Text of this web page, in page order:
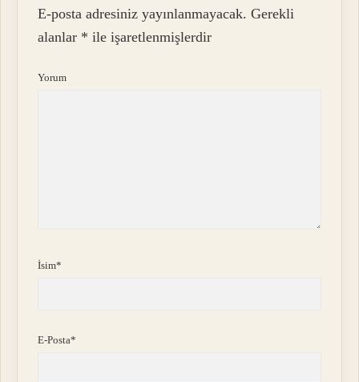
E-posta adresiniz yayınlanmayacak. Gerekli
alanlar * ile işaretlenmişlerdir
Yorum
İsim*
E-Posta*